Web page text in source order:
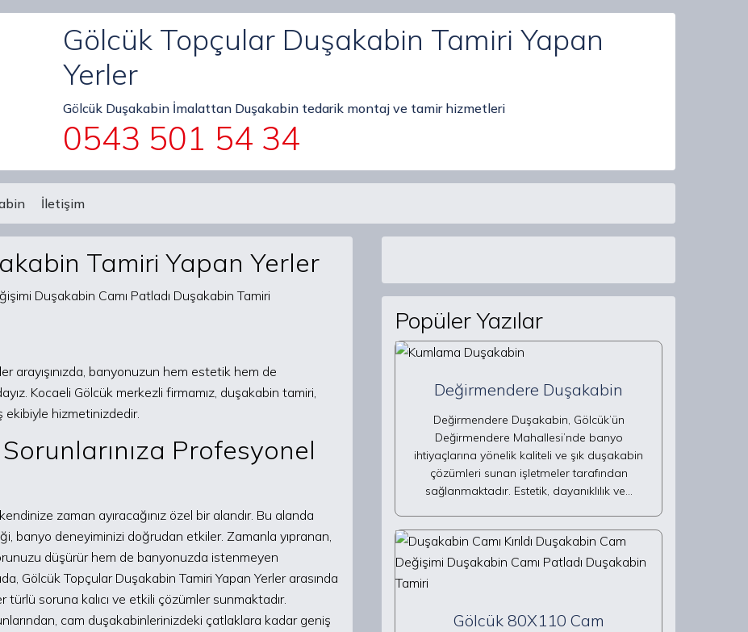
Gölcük Topçular Duşakabin Tamiri Yapan
Yerler
Gölcük Duşakabin İmalattan Duşakabin tedarik montaj ve tamir hizmetleri
0543 501 54 34
İletişim
Tamiri Yapan Yerler
arayışınızda, banyonuzun hem estetik hem de
Kocaeli Gölcük merkezli firmamız, duşakabin tamiri,
ekibiyle hizmetinizdedir.
Profesyonel
zaman ayıracağınız özel bir alandır. Bu alanda
banyo deneyiminizi doğrudan etkiler. Zamanla yıpranan,
düşürür hem de banyonuzda istenmeyen
Gölcük Topçular Duşakabin Tamiri Yapan Yerler arasında
türlü soruna kalıcı ve etkili çözümler sunmaktadır.
cam duşakabinlerinizdeki çatlaklara kadar geniş
Popüler Yazılar
Değirmendere Duşakabin
Değirmendere Duşakabin, Gölcük’ün
Değirmendere Mahallesi’nde banyo
ihtiyaçlarına yönelik kaliteli ve şık duşakabin
çözümleri sunan işletmeler tarafından
sağlanmaktadır. Estetik, dayanıklılık ve…
Gölcük 80X110 Cam